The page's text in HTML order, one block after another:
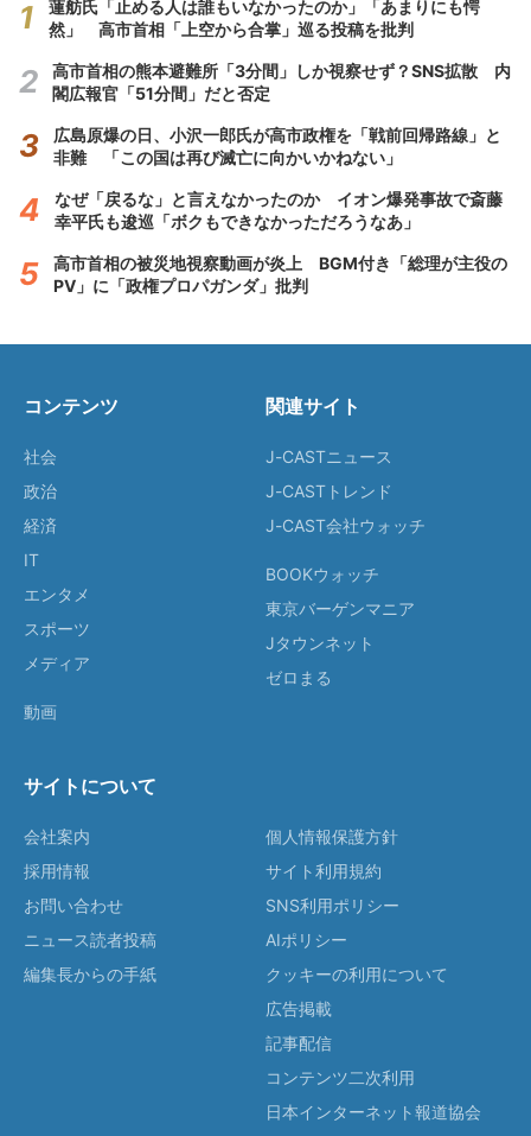
蓮舫氏「止める人は誰もいなかったのか」「あまりにも愕
然」 高市首相「上空から合掌」巡る投稿を批判
高市首相の熊本避難所「3分間」しか視察せず？SNS拡散 内
閣広報官「51分間」だと否定
広島原爆の日、小沢一郎氏が高市政権を「戦前回帰路線」と
非難 「この国は再び滅亡に向かいかねない」
なぜ「戻るな」と言えなかったのか イオン爆発事故で斎藤
幸平氏も逡巡「ボクもできなかっただろうなあ」
高市首相の被災地視察動画が炎上 BGM付き「総理が主役の
PV」に「政権プロパガンダ」批判
コンテンツ
社会
政治
経済
IT
エンタメ
スポーツ
メディア
動画
関連サイト
J-CASTニュース
J-CASTトレンド
J-CAST会社ウォッチ
BOOKウォッチ
東京バーゲンマニア
Jタウンネット
ゼロまる
サイトについて
会社案内
採用情報
お問い合わせ
ニュース読者投稿
編集長からの手紙
個人情報保護方針
サイト利用規約
SNS利用ポリシー
AIポリシー
クッキーの利用について
広告掲載
記事配信
コンテンツ二次利用
日本インターネット報道協会